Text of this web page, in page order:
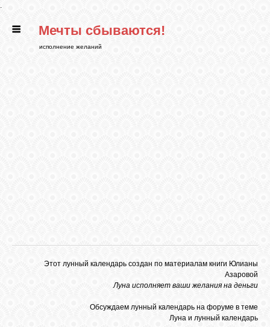
.
ГЛАВНАЯ Мечты сбываются!
исполнение желаний
Этот лунный календарь создан по материалам книги Юлианы
Азаровой
Луна исполняет ваши желания на деньги
Обсуждаем лунный календарь на форуме в теме
Луна и лунный календарь